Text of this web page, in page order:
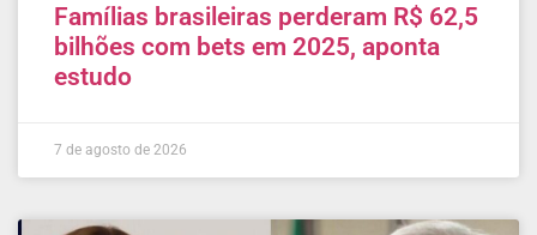
Famílias brasileiras perderam R$ 62,5
bilhões com bets em 2025, aponta
estudo
7 de agosto de 2026